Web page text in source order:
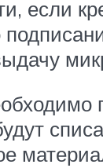
если